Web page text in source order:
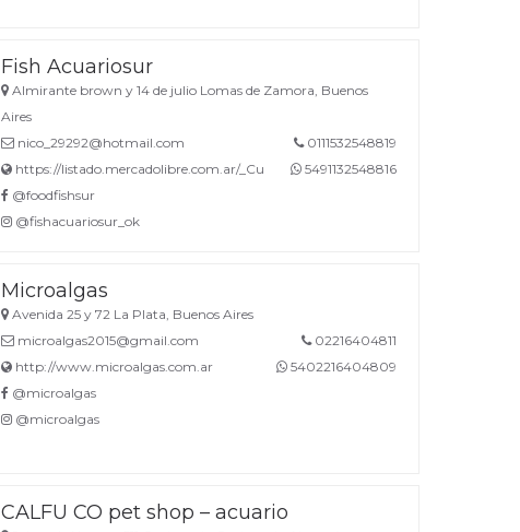
Fish Acuariosur
Almirante brown y 14 de julio Lomas de Zamora, Buenos
Aires
nico_29292@hotmail.com
https://listado.mercadolibre.com.ar/_CustId_210639059
@foodfishsur
@fishacuariosur_ok
0111532548819
5491132548816
Microalgas
Avenida 25 y 72 La Plata, Buenos Aires
microalgas2015@gmail.com
http://www.microalgas.com.ar
@microalgas
@microalgas
02216404811
5402216404809
CALFU CO pet shop – acuario